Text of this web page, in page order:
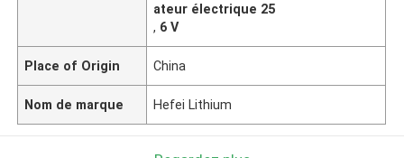
ateur électrique 25
, 6 V
Place of Origin China
Nom de marque Hefei Lithium